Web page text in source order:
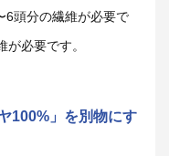
6頭分の繊維が必要で
必要です。
100%」を別物にす